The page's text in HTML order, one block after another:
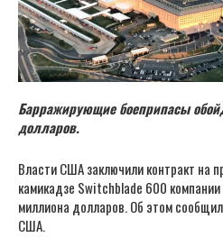
Барражирующие боеприпасы
долларов.
Власти США заключили контракт на
камикадзе Switchblade 600
миллиона долларов. Об этом
США.